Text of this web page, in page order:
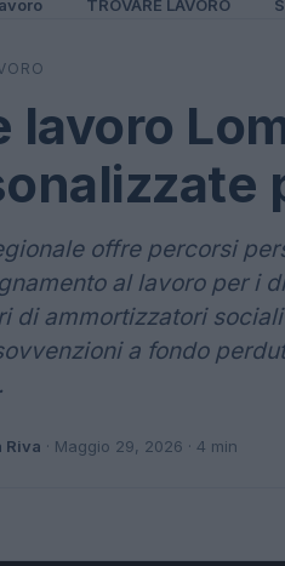
TROVARE LAVORO
lavoro
offre percorsi
al lavoro per i
di ammortizzatori
a fondo
Riva · Maggio 29, 2026 · 4 min